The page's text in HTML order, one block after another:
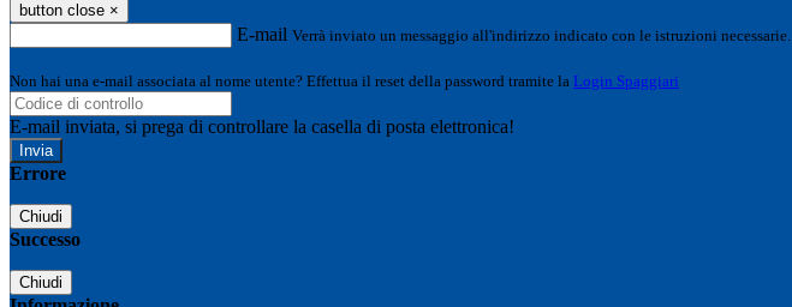
button close ×
E-mail Verrà inviato un messaggio all'indirizzo indicato con le istruzioni necessarie.
Non hai una e-mail associata al nome utente? Effettua il reset della password tramite la Login Spaggiari
E-mail inviata, si prega di controllare la casella di posta elettronica!
Errore
Chiudi
Successo
Chiudi